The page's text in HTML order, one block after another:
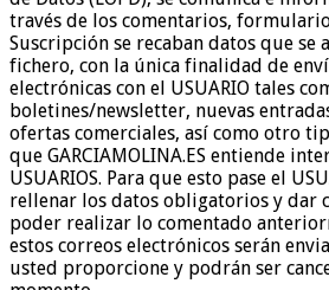
través de los comentarios,
Suscripción se recaban datos que se
fichero, con la única finalidad de
electrónicas con el USUARIO tales
boletines/newsletter, nuevas
ofertas comerciales, así como otro
que GARCIAMOLINA.ES entiende
USUARIOS. Para que esto pase el
rellenar los datos obligatorios y dar
poder realizar lo comentado
estos correos electrónicos serán
usted proporcione y podrán ser